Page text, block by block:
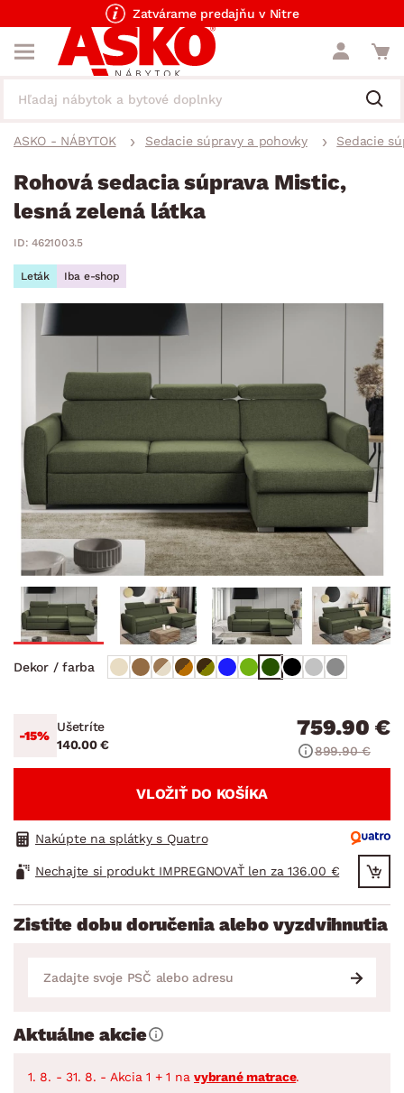
Zatvárame predajňu v Nitre
ASKO - NÁBYTOK Sedacie súpravy a pohovky Sedacie
Rohová sedacia súprava Mistic,
lesná zelená látka
ID: 4621003.5
Leták Iba e-shop
Dekor / farba
-15%
Ušetríte
140.00 €
759.90 €
899.90 €
VLOŽIŤ DO KOŠÍKA
Nakúpte na splátky s Quatro
Nechajte si produkt IMPREGNOVAŤ len za 136.00 €
Zistite dobu doručenia alebo vyzdvihnutia
Aktuálne akcie
1. 8. - 31. 8. - Akcia 1 + 1 na vybrané matrace.